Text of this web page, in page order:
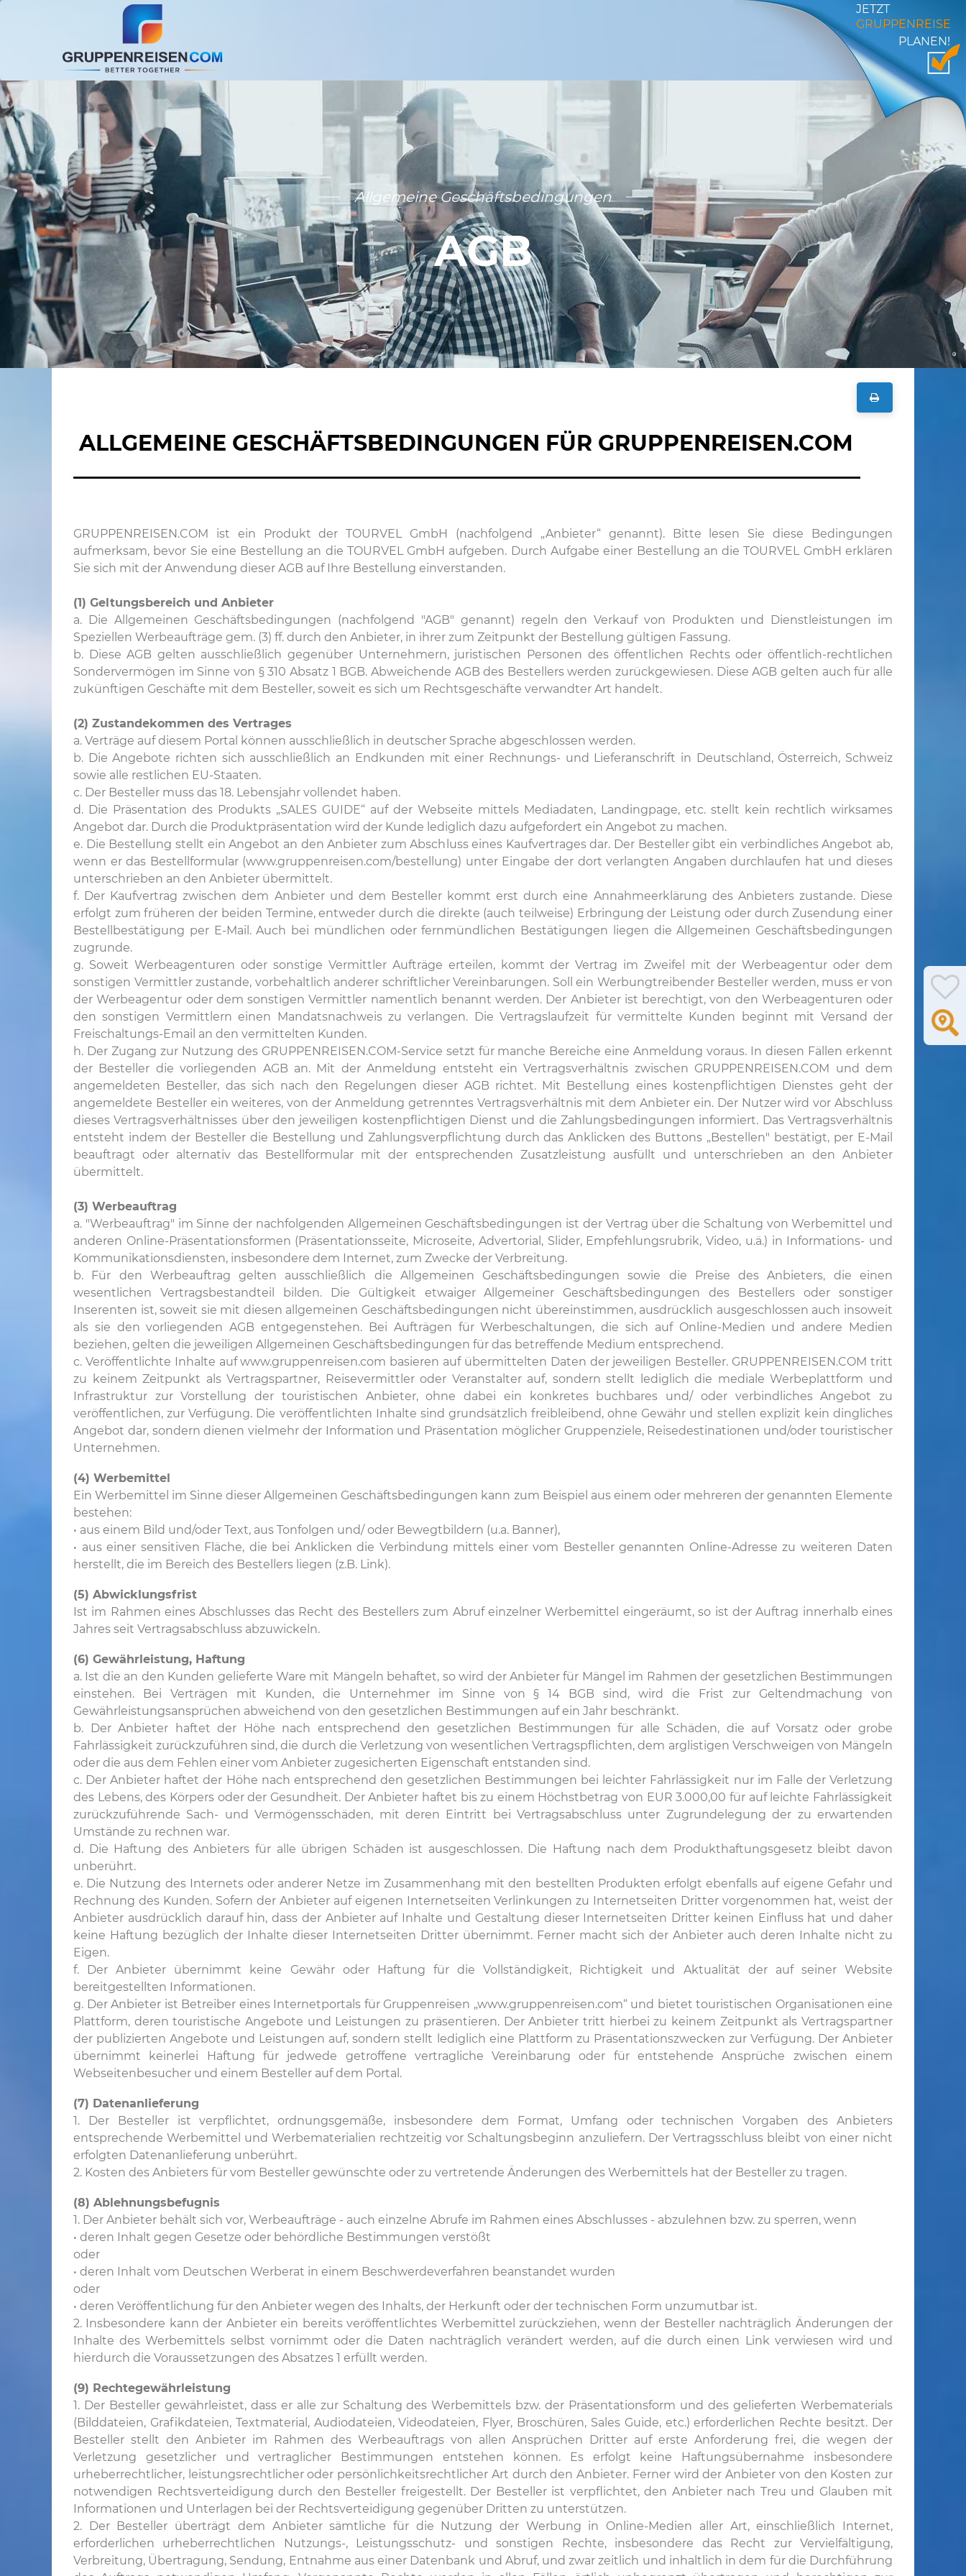
JETZT
GRUPPENREISE
PLANEN!
Allgemeine Geschäftsbedingungen
AGB
ALLGEMEINE GESCHÄFTSBEDINGUNGEN FÜR GRUPPENREISEN.COM
GRUPPENREISEN.COM ist ein Produkt der TOURVEL GmbH (nachfolgend „Anbieter“ genannt). Bitte lesen Sie diese Bedingungen
aufmerksam, bevor Sie eine Bestellung an die TOURVEL GmbH aufgeben. Durch Aufgabe einer Bestellung an die TOURVEL GmbH erklären
Sie sich mit der Anwendung dieser AGB auf Ihre Bestellung einverstanden.
(1) Geltungsbereich und Anbieter
a. Die Allgemeinen Geschäftsbedingungen (nachfolgend "AGB" genannt) regeln den Verkauf von Produkten und Dienstleistungen im
Speziellen Werbeaufträge gem. (3) ff. durch den Anbieter, in ihrer zum Zeitpunkt der Bestellung gültigen Fassung.
b. Diese AGB gelten ausschließlich gegenüber Unternehmern, juristischen Personen des öffentlichen Rechts oder öffentlich-rechtlichen
Sondervermögen im Sinne von § 310 Absatz 1 BGB. Abweichende AGB des Bestellers werden zurückgewiesen. Diese AGB gelten auch für alle
zukünftigen Geschäfte mit dem Besteller, soweit es sich um Rechtsgeschäfte verwandter Art handelt.
(2) Zustandekommen des Vertrages
a. Verträge auf diesem Portal können ausschließlich in deutscher Sprache abgeschlossen werden.
b. Die Angebote richten sich ausschließlich an Endkunden mit einer Rechnungs- und Lieferanschrift in Deutschland, Österreich, Schweiz
sowie alle restlichen EU-Staaten.
c. Der Besteller muss das 18. Lebensjahr vollendet haben.
d. Die Präsentation des Produkts „SALES GUIDE“ auf der Webseite mittels Mediadaten, Landingpage, etc. stellt kein rechtlich wirksames
Angebot dar. Durch die Produktpräsentation wird der Kunde lediglich dazu aufgefordert ein Angebot zu machen.
e. Die Bestellung stellt ein Angebot an den Anbieter zum Abschluss eines Kaufvertrages dar. Der Besteller gibt ein verbindliches Angebot ab,
wenn er das Bestellformular (www.gruppenreisen.com/bestellung) unter Eingabe der dort verlangten Angaben durchlaufen hat und dieses
unterschrieben an den Anbieter übermittelt.
f. Der Kaufvertrag zwischen dem Anbieter und dem Besteller kommt erst durch eine Annahmeerklärung des Anbieters zustande. Diese
erfolgt zum früheren der beiden Termine, entweder durch die direkte (auch teilweise) Erbringung der Leistung oder durch Zusendung einer
Bestellbestätigung per E-Mail. Auch bei mündlichen oder fernmündlichen Bestätigungen liegen die Allgemeinen Geschäftsbedingungen
zugrunde.
g. Soweit Werbeagenturen oder sonstige Vermittler Aufträge erteilen, kommt der Vertrag im Zweifel mit der Werbeagentur oder dem
sonstigen Vermittler zustande, vorbehaltlich anderer schriftlicher Vereinbarungen. Soll ein Werbungtreibender Besteller werden, muss er von
der Werbeagentur oder dem sonstigen Vermittler namentlich benannt werden. Der Anbieter ist berechtigt, von den Werbeagenturen oder
den sonstigen Vermittlern einen Mandatsnachweis zu verlangen. Die Vertragslaufzeit für vermittelte Kunden beginnt mit Versand der
Freischaltungs-Email an den vermittelten Kunden.
h. Der Zugang zur Nutzung des GRUPPENREISEN.COM-Service setzt für manche Bereiche eine Anmeldung voraus. In diesen Fällen erkennt
der Besteller die vorliegenden AGB an. Mit der Anmeldung entsteht ein Vertragsverhältnis zwischen GRUPPENREISEN.COM und dem
angemeldeten Besteller, das sich nach den Regelungen dieser AGB richtet. Mit Bestellung eines kostenpflichtigen Dienstes geht der
angemeldete Besteller ein weiteres, von der Anmeldung getrenntes Vertragsverhältnis mit dem Anbieter ein. Der Nutzer wird vor Abschluss
dieses Vertragsverhältnisses über den jeweiligen kostenpflichtigen Dienst und die Zahlungsbedingungen informiert. Das Vertragsverhältnis
entsteht indem der Besteller die Bestellung und Zahlungsverpflichtung durch das Anklicken des Buttons „Bestellen" bestätigt, per E-Mail
beauftragt oder alternativ das Bestellformular mit der entsprechenden Zusatzleistung ausfüllt und unterschrieben an den Anbieter
übermittelt.
(3) Werbeauftrag
a. "Werbeauftrag" im Sinne der nachfolgenden Allgemeinen Geschäftsbedingungen ist der Vertrag über die Schaltung von Werbemittel und
anderen Online-Präsentationsformen (Präsentationsseite, Microseite, Advertorial, Slider, Empfehlungsrubrik, Video, u.ä.) in Informations- und
Kommunikationsdiensten, insbesondere dem Internet, zum Zwecke der Verbreitung.
b. Für den Werbeauftrag gelten ausschließlich die Allgemeinen Geschäftsbedingungen sowie die Preise des Anbieters, die einen
wesentlichen Vertragsbestandteil bilden. Die Gültigkeit etwaiger Allgemeiner Geschäftsbedingungen des Bestellers oder sonstiger
Inserenten ist, soweit sie mit diesen allgemeinen Geschäftsbedingungen nicht übereinstimmen, ausdrücklich ausgeschlossen auch insoweit
als sie den vorliegenden AGB entgegenstehen. Bei Aufträgen für Werbeschaltungen, die sich auf Online-Medien und andere Medien
beziehen, gelten die jeweiligen Allgemeinen Geschäftsbedingungen für das betreffende Medium entsprechend.
c. Veröffentlichte Inhalte auf www.gruppenreisen.com basieren auf übermittelten Daten der jeweiligen Besteller. GRUPPENREISEN.COM tritt
zu keinem Zeitpunkt als Vertragspartner, Reisevermittler oder Veranstalter auf, sondern stellt lediglich die mediale Werbeplattform und
Infrastruktur zur Vorstellung der touristischen Anbieter, ohne dabei ein konkretes buchbares und/ oder verbindliches Angebot zu
veröffentlichen, zur Verfügung. Die veröffentlichten Inhalte sind grundsätzlich freibleibend, ohne Gewähr und stellen explizit kein dingliches
Angebot dar, sondern dienen vielmehr der Information und Präsentation möglicher Gruppenziele, Reisedestinationen und/oder touristischer
Unternehmen.
(4) Werbemittel
Ein Werbemittel im Sinne dieser Allgemeinen Geschäftsbedingungen kann zum Beispiel aus einem oder mehreren der genannten Elemente
bestehen:
• aus einem Bild und/oder Text, aus Tonfolgen und/ oder Bewegtbildern (u.a. Banner),
• aus einer sensitiven Fläche, die bei Anklicken die Verbindung mittels einer vom Besteller genannten Online-Adresse zu weiteren Daten
herstellt, die im Bereich des Bestellers liegen (z.B. Link).
(5) Abwicklungsfrist
Ist im Rahmen eines Abschlusses das Recht des Bestellers zum Abruf einzelner Werbemittel eingeräumt, so ist der Auftrag innerhalb eines
Jahres seit Vertragsabschluss abzuwickeln.
(6) Gewährleistung, Haftung
a. Ist die an den Kunden gelieferte Ware mit Mängeln behaftet, so wird der Anbieter für Mängel im Rahmen der gesetzlichen Bestimmungen
einstehen. Bei Verträgen mit Kunden, die Unternehmer im Sinne von § 14 BGB sind, wird die Frist zur Geltendmachung von
Gewährleistungsansprüchen abweichend von den gesetzlichen Bestimmungen auf ein Jahr beschränkt.
b. Der Anbieter haftet der Höhe nach entsprechend den gesetzlichen Bestimmungen für alle Schäden, die auf Vorsatz oder grobe
Fahrlässigkeit zurückzuführen sind, die durch die Verletzung von wesentlichen Vertragspflichten, dem arglistigen Verschweigen von Mängeln
oder die aus dem Fehlen einer vom Anbieter zugesicherten Eigenschaft entstanden sind.
c. Der Anbieter haftet der Höhe nach entsprechend den gesetzlichen Bestimmungen bei leichter Fahrlässigkeit nur im Falle der Verletzung
des Lebens, des Körpers oder der Gesundheit. Der Anbieter haftet bis zu einem Höchstbetrag von EUR 3.000,00 für auf leichte Fahrlässigkeit
zurückzuführende Sach- und Vermögensschäden, mit deren Eintritt bei Vertragsabschluss unter Zugrundelegung der zu erwartenden
Umstände zu rechnen war.
d. Die Haftung des Anbieters für alle übrigen Schäden ist ausgeschlossen. Die Haftung nach dem Produkthaftungsgesetz bleibt davon
unberührt.
e. Die Nutzung des Internets oder anderer Netze im Zusammenhang mit den bestellten Produkten erfolgt ebenfalls auf eigene Gefahr und
Rechnung des Kunden. Sofern der Anbieter auf eigenen Internetseiten Verlinkungen zu Internetseiten Dritter vorgenommen hat, weist der
Anbieter ausdrücklich darauf hin, dass der Anbieter auf Inhalte und Gestaltung dieser Internetseiten Dritter keinen Einfluss hat und daher
keine Haftung bezüglich der Inhalte dieser Internetseiten Dritter übernimmt. Ferner macht sich der Anbieter auch deren Inhalte nicht zu
Eigen.
f. Der Anbieter übernimmt keine Gewähr oder Haftung für die Vollständigkeit, Richtigkeit und Aktualität der auf seiner Website
bereitgestellten Informationen.
g. Der Anbieter ist Betreiber eines Internetportals für Gruppenreisen „www.gruppenreisen.com“ und bietet touristischen Organisationen eine
Plattform, deren touristische Angebote und Leistungen zu präsentieren. Der Anbieter tritt hierbei zu keinem Zeitpunkt als Vertragspartner
der publizierten Angebote und Leistungen auf, sondern stellt lediglich eine Plattform zu Präsentationszwecken zur Verfügung. Der Anbieter
übernimmt keinerlei Haftung für jedwede getroffene vertragliche Vereinbarung oder für entstehende Ansprüche zwischen einem
Webseitenbesucher und einem Besteller auf dem Portal.
(7) Datenanlieferung
1. Der Besteller ist verpflichtet, ordnungsgemäße, insbesondere dem Format, Umfang oder technischen Vorgaben des Anbieters
entsprechende Werbemittel und Werbematerialien rechtzeitig vor Schaltungsbeginn anzuliefern. Der Vertragsschluss bleibt von einer nicht
erfolgten Datenanlieferung unberührt.
2. Kosten des Anbieters für vom Besteller gewünschte oder zu vertretende Änderungen des Werbemittels hat der Besteller zu tragen.
(8) Ablehnungsbefugnis
1. Der Anbieter behält sich vor, Werbeaufträge - auch einzelne Abrufe im Rahmen eines Abschlusses - abzulehnen bzw. zu sperren, wenn
• deren Inhalt gegen Gesetze oder behördliche Bestimmungen verstößt
oder
• deren Inhalt vom Deutschen Werberat in einem Beschwerdeverfahren beanstandet wurden
oder
• deren Veröffentlichung für den Anbieter wegen des Inhalts, der Herkunft oder der technischen Form unzumutbar ist.
2. Insbesondere kann der Anbieter ein bereits veröffentlichtes Werbemittel zurückziehen, wenn der Besteller nachträglich Änderungen der
Inhalte des Werbemittels selbst vornimmt oder die Daten nachträglich verändert werden, auf die durch einen Link verwiesen wird und
hierdurch die Voraussetzungen des Absatzes 1 erfüllt werden.
(9) Rechtegewährleistung
1. Der Besteller gewährleistet, dass er alle zur Schaltung des Werbemittels bzw. der Präsentationsform und des gelieferten Werbematerials
(Bilddateien, Grafikdateien, Textmaterial, Audiodateien, Videodateien, Flyer, Broschüren, Sales Guide, etc.) erforderlichen Rechte besitzt. Der
Besteller stellt den Anbieter im Rahmen des Werbeauftrags von allen Ansprüchen Dritter auf erste Anforderung frei, die wegen der
Verletzung gesetzlicher und vertraglicher Bestimmungen entstehen können. Es erfolgt keine Haftungsübernahme insbesondere
urheberrechtlicher, leistungsrechtlicher oder persönlichkeitsrechtlicher Art durch den Anbieter. Ferner wird der Anbieter von den Kosten zur
notwendigen Rechtsverteidigung durch den Besteller freigestellt. Der Besteller ist verpflichtet, den Anbieter nach Treu und Glauben mit
Informationen und Unterlagen bei der Rechtsverteidigung gegenüber Dritten zu unterstützen.
2. Der Besteller überträgt dem Anbieter sämtliche für die Nutzung der Werbung in Online-Medien aller Art, einschließlich Internet,
erforderlichen urheberrechtlichen Nutzungs-, Leistungsschutz- und sonstigen Rechte, insbesondere das Recht zur Vervielfältigung,
Verbreitung, Übertragung, Sendung, Entnahme aus einer Datenbank und Abruf, und zwar zeitlich und inhaltlich in dem für die Durchführung